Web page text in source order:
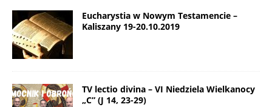
Eucharystia w Nowym Testamencie –
Kaliszany 19-20.10.2019
TV lectio divina – VI Niedziela Wielkanocy
„C” (J 14, 23-29)